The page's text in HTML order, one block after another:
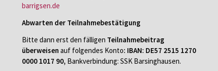
barrigsen.de
Abwarten der Teilnahmebestätigung
Bitte dann erst den fälligen Teilnahmebeitrag
überweisen auf folgendes Konto: IBAN: DE57 2515 1270
0000 1017 90, Bankverbindung: SSK Barsinghausen.